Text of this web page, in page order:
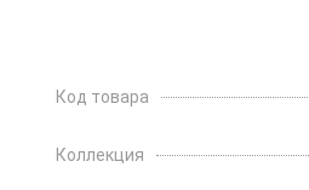
Код товара
Коллекция